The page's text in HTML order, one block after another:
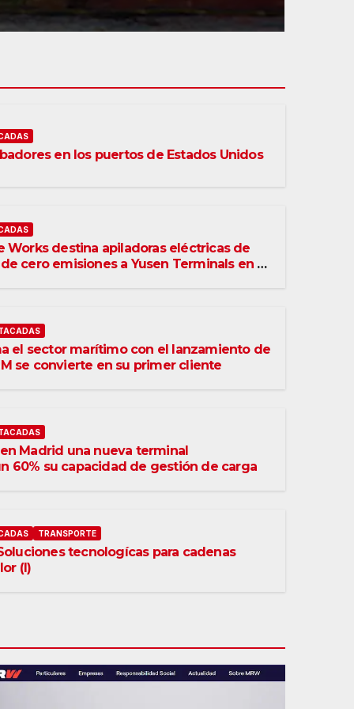
en los puertos de Estados Unidos
Works destina apiladoras eléctricas de
cero emisiones a Yusen Terminals en el
el sector marítimo con el lanzamiento de
se convierte en su primer cliente
Madrid una nueva terminal
60% su capacidad de gestión de carga
TRANSPORTE
tecnologícas para cadenas
(I)